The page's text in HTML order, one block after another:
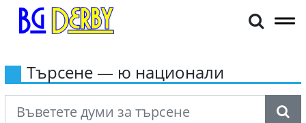
Търсене — ю национали